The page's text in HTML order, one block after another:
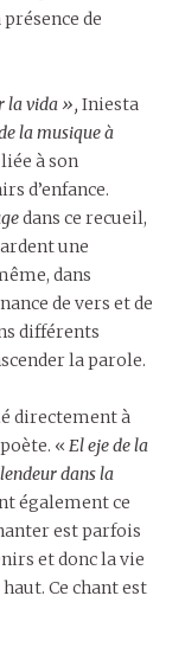
de
la vida », Iniesta
la musique à
à son
d’enfance.
dans ce recueil,
une
dans
de vers et de
différents
la parole.
directement à
« El eje de la
dans la
également ce
est parfois
et donc la vie
Ce chant est